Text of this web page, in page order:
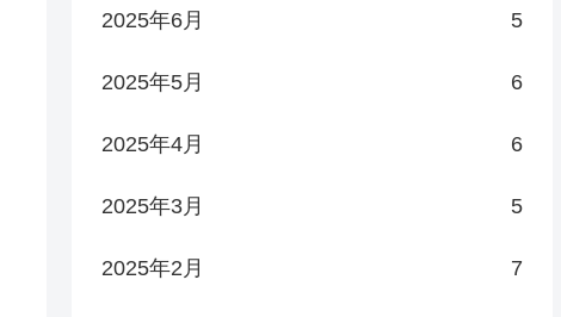
2025年6月 5
2025年5月 6
2025年4月 6
2025年3月 5
2025年2月 7